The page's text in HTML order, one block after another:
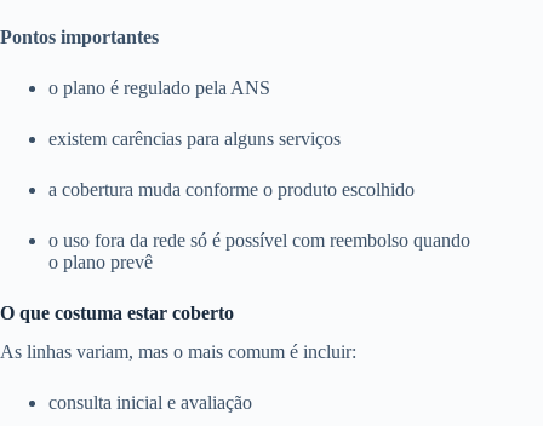
Pontos importantes
o plano é regulado pela ANS
existem carências para alguns serviços
a cobertura muda conforme o produto escolhido
o uso fora da rede só é possível com reembolso quando
o plano prevê
O que costuma estar coberto
As linhas variam, mas o mais comum é incluir:
consulta inicial e avaliação